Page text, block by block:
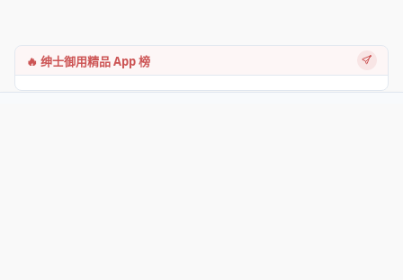
🔥 绅士御用精品 App 榜